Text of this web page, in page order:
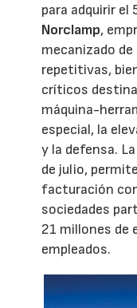
para adquirir el
Norclamp,
mecanizado
repetitivas,
críticos
máquina-
especial, la
y la defensa.
de julio,
facturación
sociedades
21 millones de
empleados.